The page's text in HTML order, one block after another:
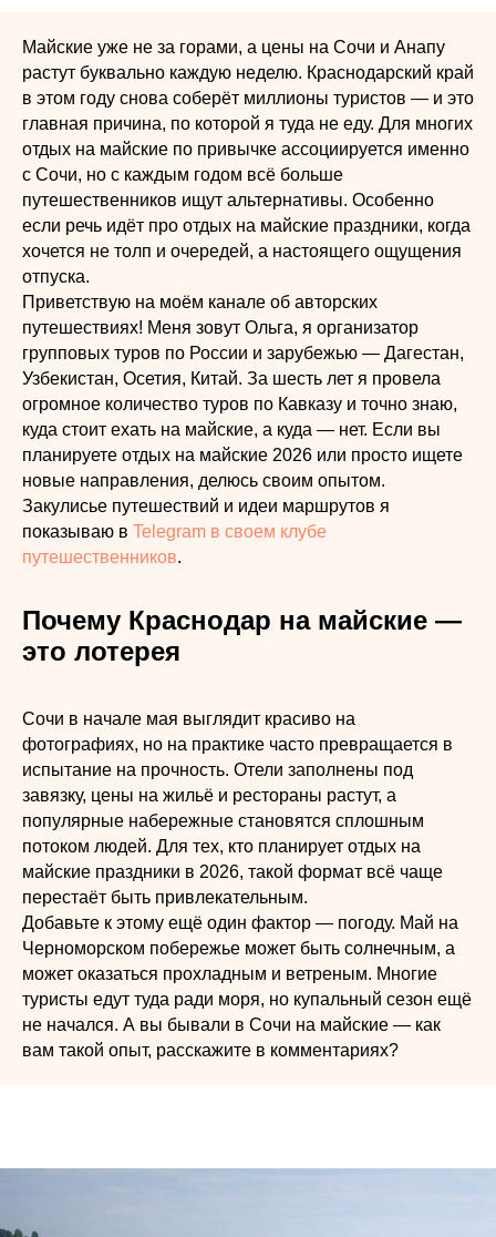
Майские уже не за горами, а цены на Сочи и Анапу
растут буквально каждую неделю. Краснодарский край
в этом году снова соберёт миллионы туристов — и это
главная причина, по которой я туда не еду. Для многих
отдых на майские по привычке ассоциируется именно
с Сочи, но с каждым годом всё больше
путешественников ищут альтернативы. Особенно
если речь идёт про отдых на майские праздники, когда
хочется не толп и очередей, а настоящего ощущения
отпуска.
Приветствую на моём канале об авторских
путешествиях! Меня зовут Ольга, я организатор
групповых туров по России и зарубежью — Дагестан,
Узбекистан, Осетия, Китай. За шесть лет я провела
огромное количество туров по Кавказу и точно знаю,
куда стоит ехать на майские, а куда — нет. Если вы
планируете отдых на майские 2026 или просто ищете
новые направления, делюсь своим опытом.
Закулисье путешествий и идеи маршрутов я
показываю в Telegram в своем клубе
путешественников.
Почему Краснодар на майские —
это лотерея
Сочи в начале мая выглядит красиво на
фотографиях, но на практике часто превращается в
испытание на прочность. Отели заполнены под
завязку, цены на жильё и рестораны растут, а
популярные набережные становятся сплошным
потоком людей. Для тех, кто планирует отдых на
майские праздники в 2026, такой формат всё чаще
перестаёт быть привлекательным.
Добавьте к этому ещё один фактор — погоду. Май на
Черноморском побережье может быть солнечным, а
может оказаться прохладным и ветреным. Многие
туристы едут туда ради моря, но купальный сезон ещё
не начался. А вы бывали в Сочи на майские — как
вам такой опыт, расскажите в комментариях?